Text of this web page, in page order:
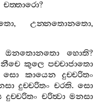
චත‍්තාරො?
, උන‍්නතොනතො,
ඔනතොනතො හොති?
නීචෙ කුලෙ පච‍්චාජාතො
සො කායෙන
දුච‍්චරිතං
දුච‍්චරිතං චරති.සො
දුච‍්චරිතං චරිත්‍වා මනසා